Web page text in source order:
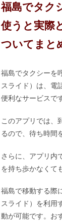
福島でタク
使うと実際
ついてまと
福島でタクシーを
スライド）は、電
便利なサービスで
このアプリでは、
るので、待ち時間
さらに、アプリ内
を持ち歩かなくて
福島で移動する際
スライド）を利用
動が可能です。お